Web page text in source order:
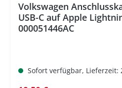
Volkswagen
USB-C auf Apple
000051446AC
Sofort verfügbar, Lieferzeit: